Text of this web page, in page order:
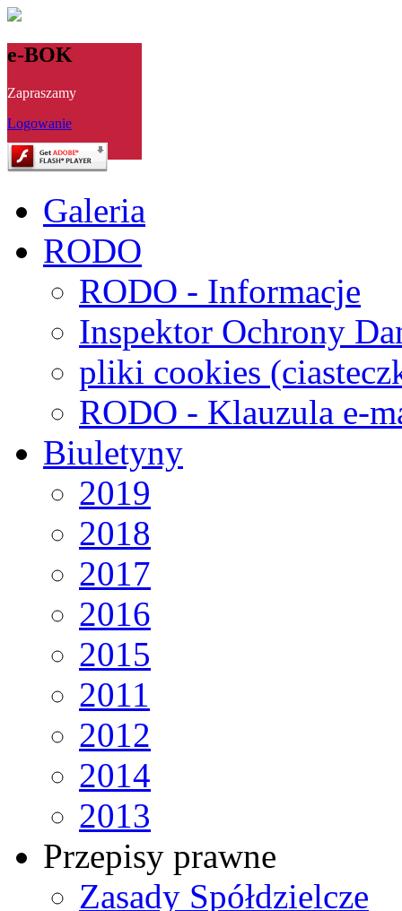
e-BOK
Zapraszamy
Logowanie
Galeria
RODO
RODO - Informacje
Inspektor Ochrony
pliki cookies
RODO - Klauzula e-
Biuletyny
2019
2018
2017
2016
2015
2011
2012
2014
2013
Przepisy prawne
Zasady Spółdzielcze